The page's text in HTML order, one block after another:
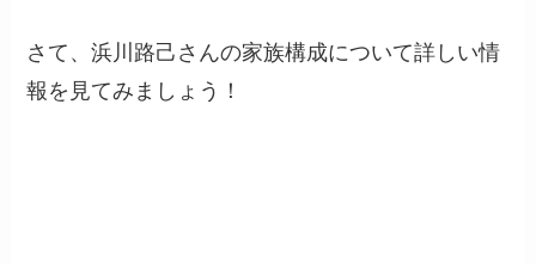
さて、浜川路己さんの家族構成について詳しい情
報を見てみましょう！